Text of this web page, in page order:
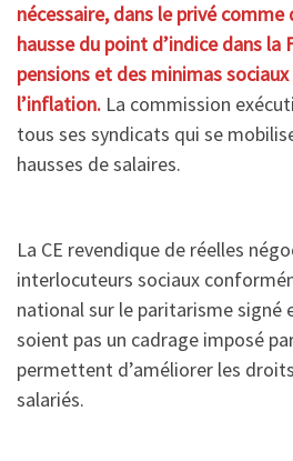
nécessaire, dans le privé comme
hausse du point d’indice dans la
pensions et des minimas
l’inflation. La commission
tous ses syndicats qui se
hausses de salaires.
La CE revendique de réelles
interlocuteurs sociaux
national sur le paritarisme signé
soient pas un cadrage imposé
permettent d’améliorer les
salariés.